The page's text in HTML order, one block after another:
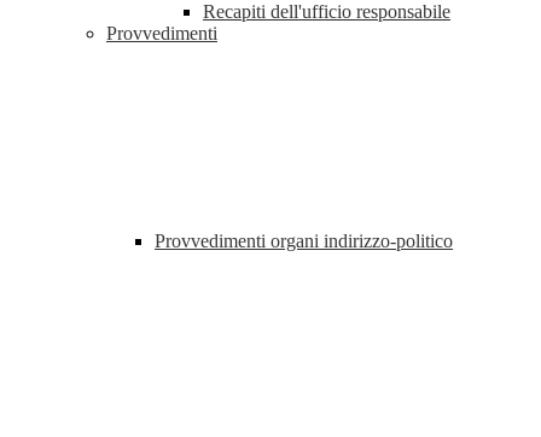
Recapiti dell'ufficio responsabile
Provvedimenti
Provvedimenti organi indirizzo-politico